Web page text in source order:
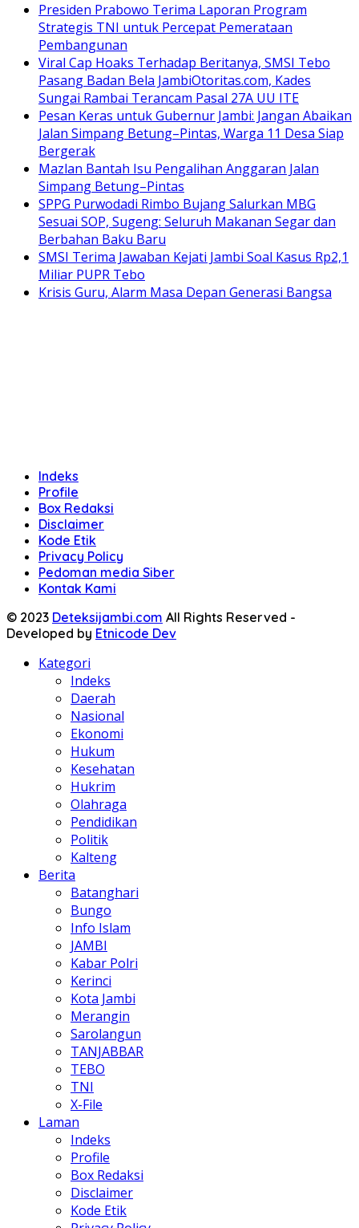
Presiden Prabowo Terima Laporan Program
Strategis TNI untuk Percepat Pemerataan
Pembangunan
Viral Cap Hoaks Terhadap Beritanya, SMSI Tebo
Pasang Badan Bela JambiOtoritas.com, Kades
Sungai Rambai Terancam Pasal 27A UU ITE
Pesan Keras untuk Gubernur Jambi: Jangan Abaikan
Jalan Simpang Betung–Pintas, Warga 11 Desa Siap
Bergerak
Mazlan Bantah Isu Pengalihan Anggaran Jalan
Simpang Betung–Pintas
SPPG Purwodadi Rimbo Bujang Salurkan MBG
Sesuai SOP, Sugeng: Seluruh Makanan Segar dan
Berbahan Baku Baru
SMSI Terima Jawaban Kejati Jambi Soal Kasus Rp2,1
Miliar PUPR Tebo
Krisis Guru, Alarm Masa Depan Generasi Bangsa
Indeks
Profile
Box Redaksi
Disclaimer
Kode Etik
Privacy Policy
Pedoman media Siber
Kontak Kami
© 2023 Deteksijambi.com All Rights Reserved -
Developed by Etnicode Dev
Kategori
Indeks
Daerah
Nasional
Ekonomi
Hukum
Kesehatan
Hukrim
Olahraga
Pendidikan
Politik
Kalteng
Berita
Batanghari
Bungo
Info Islam
JAMBI
Kabar Polri
Kerinci
Kota Jambi
Merangin
Sarolangun
TANJABBAR
TEBO
TNI
X-File
Laman
Indeks
Profile
Box Redaksi
Disclaimer
Kode Etik